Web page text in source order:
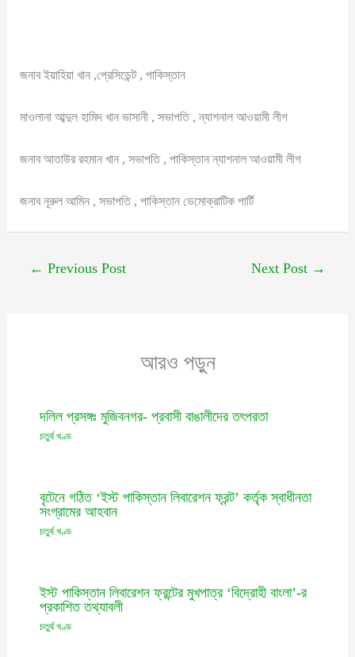
জনাব ইয়াহিয়া খান ,প্রেসিডেন্ট , পাকিস্তান
মাওলানা আব্দুল হামিদ খান ভাসানী , সভাপতি , ন্যাশনাল আওয়ামী লীগ
জনাব আতাউর রহমান খান , সভাপতি , পাকিস্তান ন্যাশনাল আওয়ামী লীগ
জনাব নূরুল আমিন , সভাপতি , পাকিস্তান ডেমোক্রাটিক পার্টি
← Previous Post Next Post →
আরও পড়ুন
দলিল প্রসঙ্গঃ মুজিবনগর- প্রবাসী বাঙালীদের তৎপরতা
চতুর্থ খণ্ড
বৃটেনে গঠিত ‘ইস্ট পাকিস্তান লিবারেশন ফ্রন্ট’ কর্তৃক স্বাধীনতা
সংগ্রামের আহবান
চতুর্থ খণ্ড
ইস্ট পাকিস্তান লিবারেশন ফ্রন্টের মুখপাত্র ‘বিদ্রোহী বাংলা’-র
প্রকাশিত তথ্যাবলী
চতুর্থ খণ্ড